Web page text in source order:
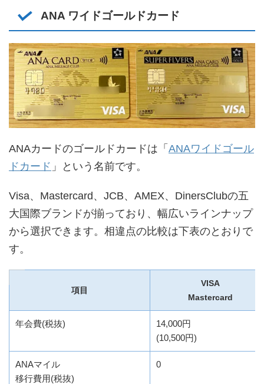
ANA ワイドゴールドカード
ANAカードのゴールドカードは「 ANAワイドゴール
ドカード 」という名前です。
Visa、Mastercard、JCB、AMEX、DinersClubの五
大国際ブランドが揃っており、幅広いラインナップ
から選択できます。相違点の比較は下表のとおりで
す。
項目
VISA
Mastercard
年会費(税抜)
14,000円
(10,500円)
ANAマイル
移行費用(税抜)
0